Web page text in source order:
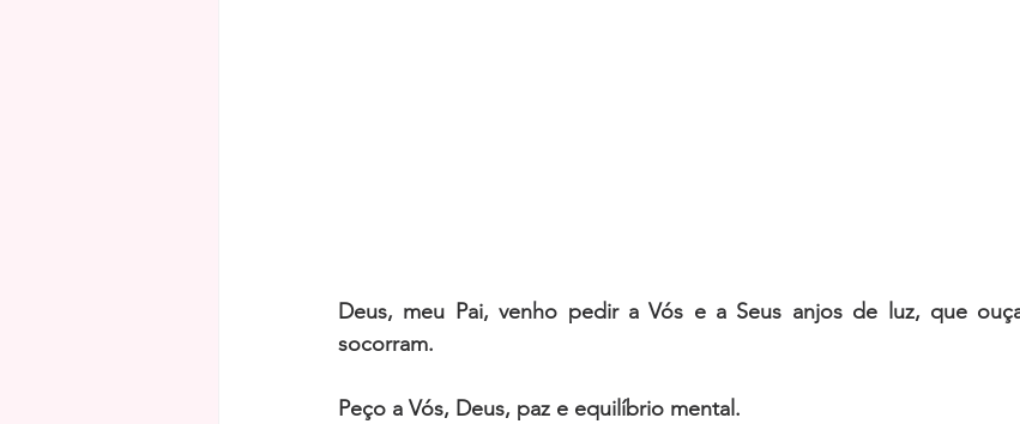
Deus, meu Pai, venho pedir a Vós e a Seus anjos de luz, que
socorram.
Peço a Vós, Deus, paz e equilíbrio mental.